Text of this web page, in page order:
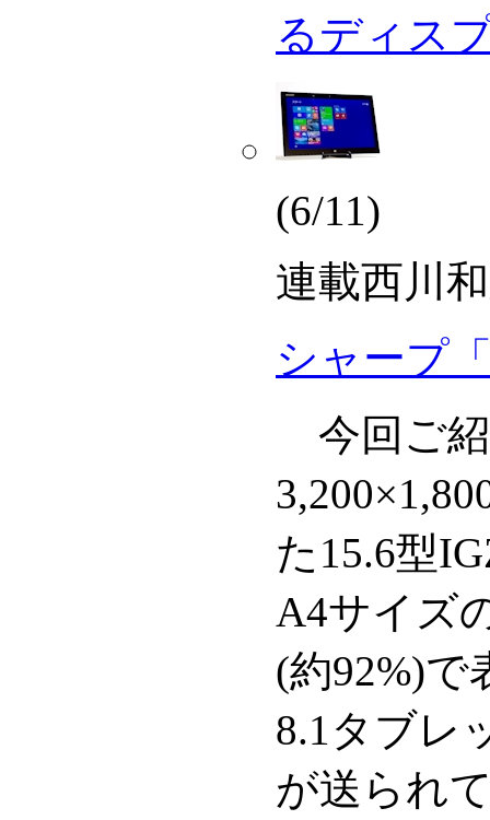
るディス
(6/11)
連載西川
シャープ
今回ご
た15.6型
A4サイズ
(約92%)で
8.1タブレ
が送られ